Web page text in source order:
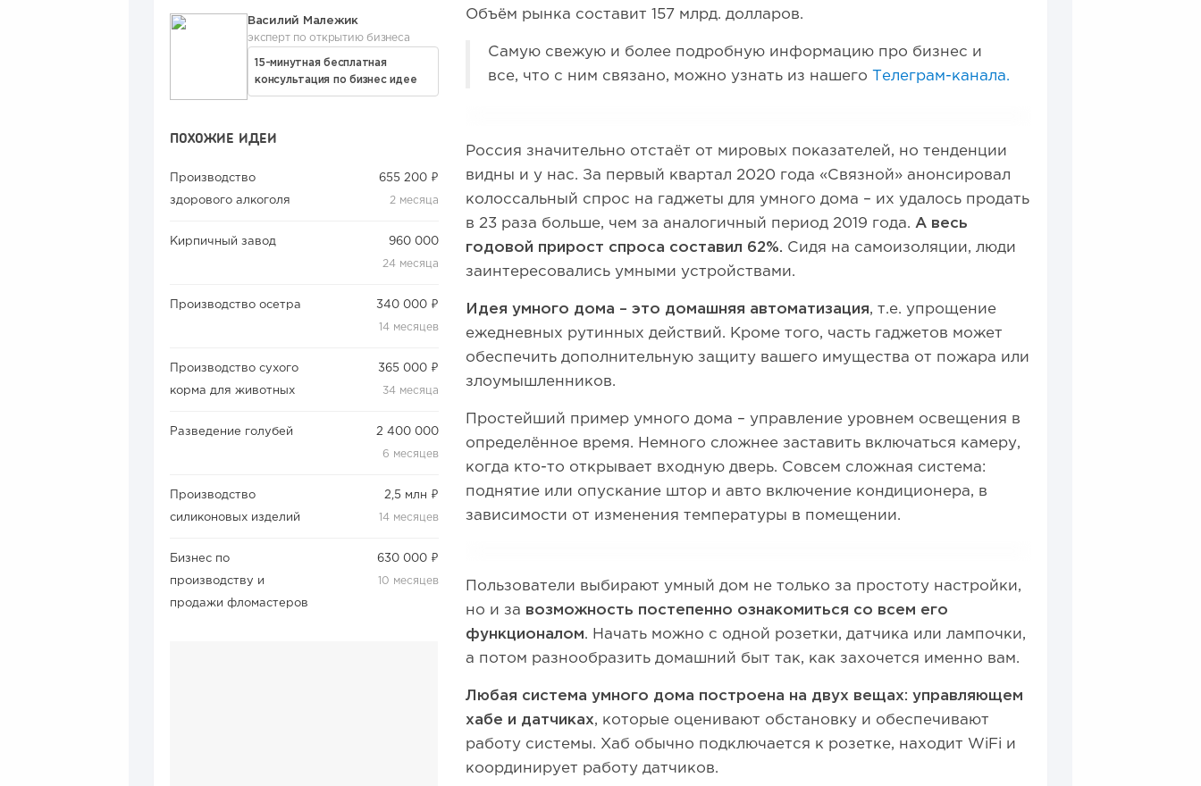
Василий Малежик
эксперт по открытию бизнеса
15-минутная бесплатная
консультация по бизнес идее
ПОХОЖИЕ ИДЕИ
Производство
здорового алкоголя
655 200 ₽
2 месяца
Кирпичный завод 960 000
24 месяца
Производство осетра 340 000 ₽
14 месяцев
Производство сухого
корма для животных
365 000 ₽
34 месяца
Разведение голубей 2 400 000
6 месяцев
Производство
силиконовых изделий
2,5 млн ₽
14 месяцев
Бизнес по
производству и
продажи фломастеров
630 000 ₽
10 месяцев
Объём рынка составит 157 млрд. долларов.
Самую свежую и более подробную информацию про бизнес и
все, что с ним связано, можно узнать из нашего
Телеграм-канала.
Россия значительно отстаёт от мировых показателей, но тенденции
видны и у нас. За первый квартал 2020 года «Связной» анонсировал
колоссальный спрос на гаджеты для умного дома – их удалось продать
в 23 раза больше, чем за аналогичный период 2019 года.А весь
годовой прирост спроса составил 62%. Сидя на самоизоляции, люди
заинтересовались умными устройствами.
Идея умного дома – это домашняя автоматизация, т.е. упрощение
ежедневных рутинных действий. Кроме того, часть гаджетов может
обеспечить дополнительную защиту вашего имущества от пожара или
злоумышленников.
Простейший пример умного дома – управление уровнем освещения в
определённое время. Немного сложнее заставить включаться камеру,
когда кто-то открывает входную дверь. Совсем сложная система:
поднятие или опускание штор и авто включение кондиционера, в
зависимости от изменения температуры в помещении.
Пользователи выбирают умный дом не только за простоту настройки,
но и за возможность постепенно ознакомиться со всем его
функционалом. Начать можно с одной розетки, датчика или лампочки,
а потом разнообразить домашний быт так, как захочется именно вам.
Любая система умного дома построена на двух вещах: управляющем
хабе и датчиках, которые оценивают обстановку и обеспечивают
работу системы. Хаб обычно подключается к розетке, находит WiFi и
координирует работу датчиков.